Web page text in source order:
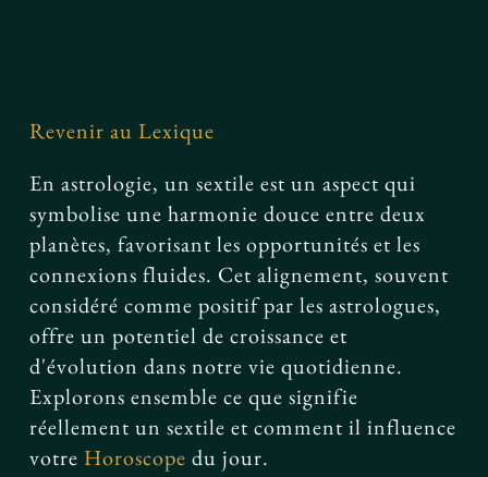
Revenir au Lexique
En astrologie, un sextile est un aspect qui
symbolise une harmonie douce entre deux
planètes, favorisant les opportunités et les
connexions fluides. Cet alignement, souvent
considéré comme positif par les astrologues,
offre un potentiel de croissance et
d'évolution dans notre vie quotidienne.
Explorons ensemble ce que signifie
réellement un sextile et comment il influence
votre Horoscope du jour.